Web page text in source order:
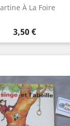
À La Foire
Prix
3,50 €